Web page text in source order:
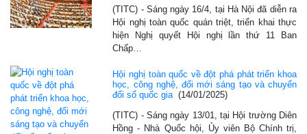
(TITC) - Sáng ngày 16/4, tại Hà Nội đã diễn ra
Hội nghị toàn quốc quán triệt, triển khai thực
hiện Nghị quyết Hội nghị lần thứ 11 Ban
Chấp…
Hội nghị toàn quốc về đột phá phát triển khoa
học, công nghệ, đổi mới sáng tạo và chuyển
đổi số quốc gia (14/01/2025)
(TITC) - Sáng ngày 13/01, tại Hội trường Diên
Hồng - Nhà Quốc hội, Ủy viên Bộ Chính trị,